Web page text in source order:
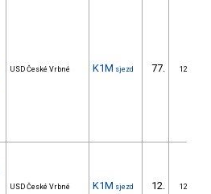
USD České Vrbné K1M sjezd 77. 12/ZS
USD České Vrbné K1M sjezd 12. 12/ZS